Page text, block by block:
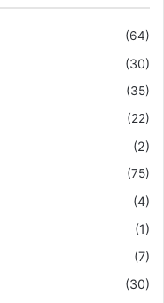
(64)
(30)
(35)
(22)
(2)
(75)
(4)
(1)
(7)
(30)